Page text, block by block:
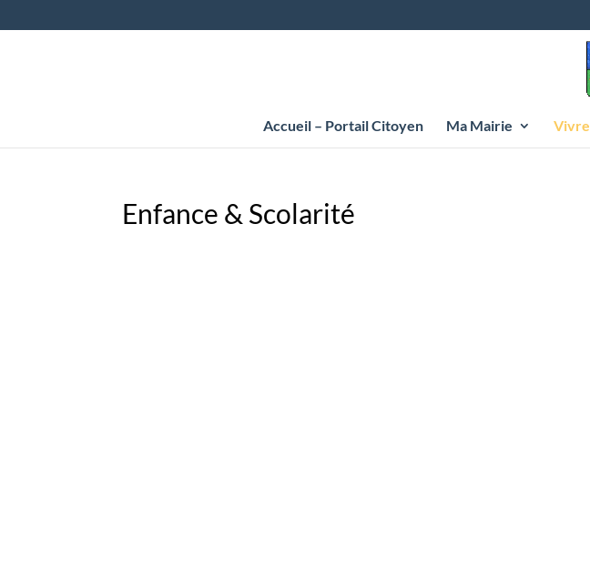
Accueil – Portail Citoyen Ma Mairie
Enfance & Scolarité